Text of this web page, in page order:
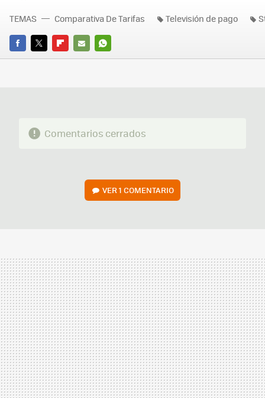
FACEBOOK
TWITTERFLIPBOARD
E-
WHATSAPP
TEMAS Comparativa De Tarifas Televisión de pago
Comentarios cerrados
VER1 COMENTARIO